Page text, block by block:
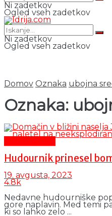
Ni zadetkov
Ogled vseh zadetkov
Ni zadetkov
Ogled vseh zadetkov
Domov Oznaka ubojna
Oznaka:
Hudournik prinesel
19. avgusta, 2023
4.8k
Nedavne hudourniške
gore naplavin. Med temi
ki so lahko zelo ...